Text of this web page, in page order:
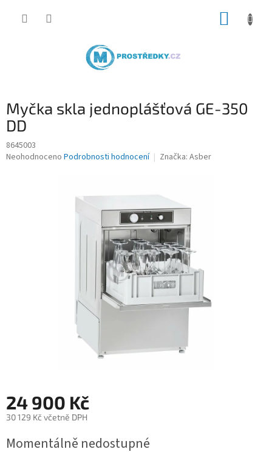
Myčka skla jednoplášťová GE-350
DD
8645003
Průměrné
Neohodnoceno Podrobnosti hodnocení Značka: Asber
24 900 Kč
30 129 Kč včetně DPH
cena:
Momentálně nedostupné